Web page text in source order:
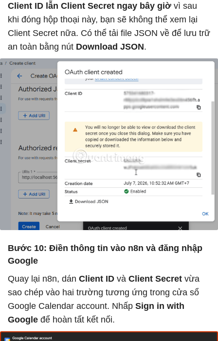
Client ID lẫn Client Secret ngay bây giờ vì sau
khi đóng hộp thoại này, bạn sẽ không thể xem lại
Client Secret nữa. Có thể tải file JSON về để lưu trữ
an toàn bằng nút Download JSON.
Bước 10: Điền thông tin vào n8n và đăng nhập
Google
Quay lại n8n, dán Client ID và Client Secret vừa
sao chép vào hai trường tương ứng trong cửa sổ
Google Calendar account. Nhấp Sign in with
Google để hoàn tất kết nối.